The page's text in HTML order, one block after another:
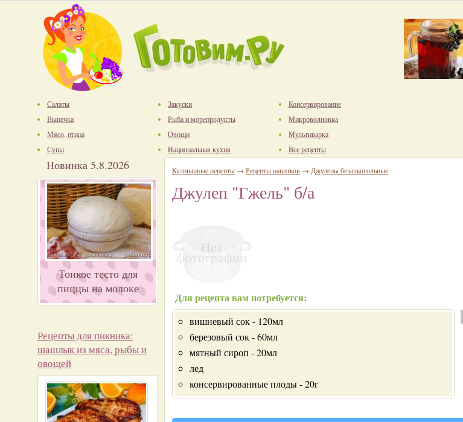
Салаты
Выпечка
Мясо, птица
Супы
Закуски
Рыба и морепродукты
Овощи
Национальная кухня
Консервирование
Микроволновка
Мультиварка
Все рецепты
Новинка 5.8.2026
Тонкое тесто для
пиццы на молоке
Рецепты для пикника:
шашлык из мяса, рыбы и
овощей
Кулинарные рецепты → Рецепты напитков → Джулепы безалкогольные
Джулеп "Гжель" б/а
Для рецепта вам потребуется:
вишневый сок - 120мл
березовый сок - 60мл
мятный сироп - 20мл
лед
консервированные плоды - 20г